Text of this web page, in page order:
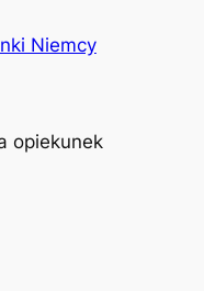
Niemcy
opiekunek